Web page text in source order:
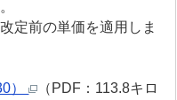
定前の単価を適用しま
）
（PDF：113.8キロ